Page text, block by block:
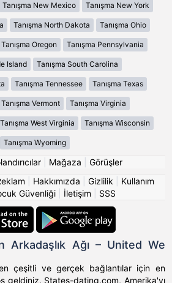
Tanışma New Mexico Tanışma New York
Tanışma North Dakota Tanışma Ohio
Tanışma Oregon Tanışma Pennsylvania
Island Tanışma South Carolina
Tanışma Tennessee Tanışma Texas
Tanışma Vermont Tanışma Virginia
Tanışma West Virginia Tanışma Wisconsin
Tanışma Wyoming
Mağaza
Görüşler
Hakkımızda Gizlilik
Kullanım
Güvenliği| İletişim SSS
Arkadaşlık Ağı – United We
çeşitli ve gerçek bağlantılar için en
geldiniz. States-dating.com, Amerika'yı